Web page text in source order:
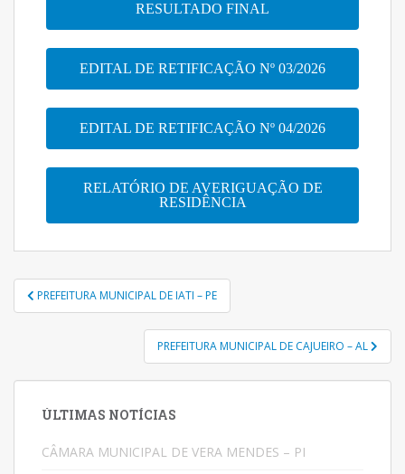
RESULTADO FINAL
EDITAL DE RETIFICAÇÃO Nº 03/2026
EDITAL DE RETIFICAÇÃO Nº 04/2026
RELATÓRIO DE AVERIGUAÇÃO DE
RESIDÊNCIA
PREFEITURA MUNICIPAL DE IATI – PE
PREFEITURA MUNICIPAL DE CAJUEIRO – AL
ÚLTIMAS NOTÍCIAS
CÂMARA MUNICIPAL DE VERA MENDES – PI